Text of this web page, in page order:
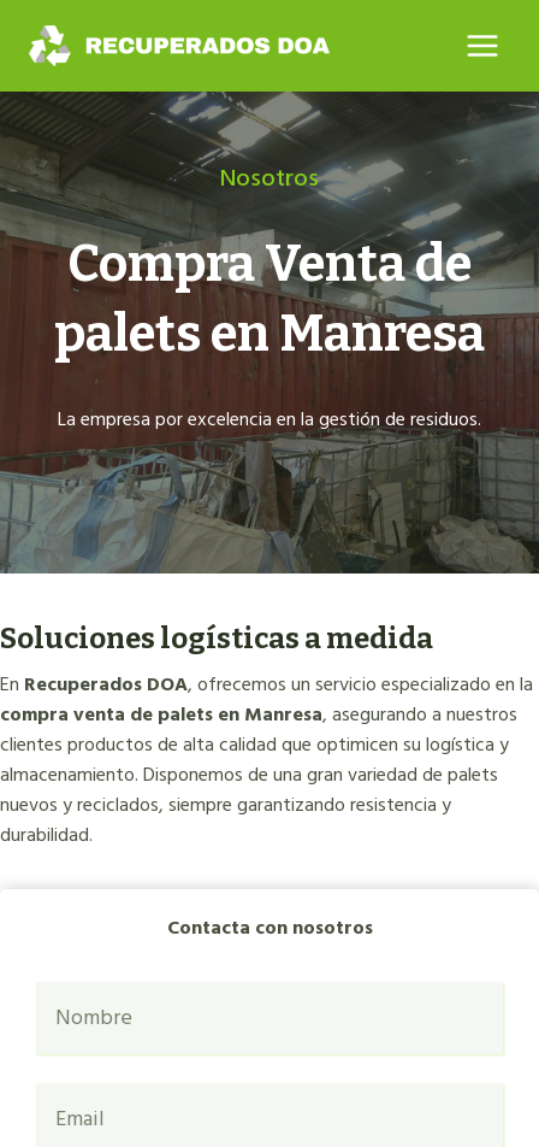
contenido
Nosotros
Compra Venta de
palets en Manresa
La empresa por excelencia en la gestión de residuos.
Contacta con nosotros
Soluciones logísticas a medida
En Recuperados DOA, ofrecemos un servicio especializado en la
compra venta de palets en Manresa, asegurando a nuestros
clientes productos de alta calidad que optimicen su logística y
almacenamiento. Disponemos de una gran variedad de palets
nuevos y reciclados, siempre garantizando resistencia y
durabilidad.